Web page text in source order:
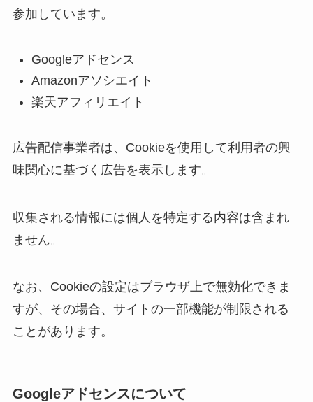
参加しています。
Googleアドセンス
Amazonアソシエイト
楽天アフィリエイト
広告配信事業者は、Cookieを使用して利用者の興
味関心に基づく広告を表示します。
収集される情報には個人を特定する内容は含まれ
ません。
なお、Cookieの設定はブラウザ上で無効化できま
すが、その場合、サイトの一部機能が制限される
ことがあります。
Googleアドセンスについて